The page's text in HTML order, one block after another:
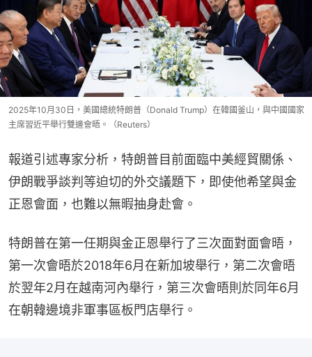
2025年10月30日，美國總統特朗普（Donald Trump）在韓國釜山，與中國國家
主席習近平舉行雙邊會晤。（Reuters）
報道引述專家分析，特朗普目前面臨中美經貿關係、
伊朗戰爭談判等迫切的外交議題下，即使他希望與金
正恩會面，也難以無暇抽身赴會。
特朗普在第一任期與金正恩舉行了三次面對面會晤，
第一次會晤於2018年6月在新加坡舉行，第二次會晤
於翌年2月在越南河內舉行，第三次會晤則於同年6月
在朝韓邊境非軍事區板門店舉行。